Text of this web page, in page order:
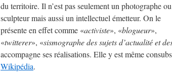
du territoire. Il n’est pas seulement un photographe ou
sculpteur mais aussi un intellectuel émetteur. On le
présente en effet comme «activiste», «blogueur»,
«twitterer», «sismographe des sujets d’actualité et
accompagne ses réalisations. Elle y est même
Wikipédia.